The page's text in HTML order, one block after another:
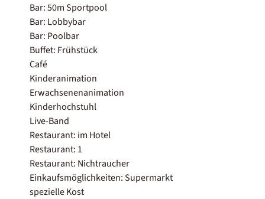
Bar: 50m Sportpool
Bar: Lobbybar
Bar: Poolbar
Buffet: Frühstück
Café
Kinderanimation
Erwachsenenanimation
Kinderhochstuhl
Live-Band
Restaurant: im Hotel
Restaurant: 1
Restaurant: Nichtraucher
Einkaufsmöglichkeiten: Supermarkt
spezielle Kost